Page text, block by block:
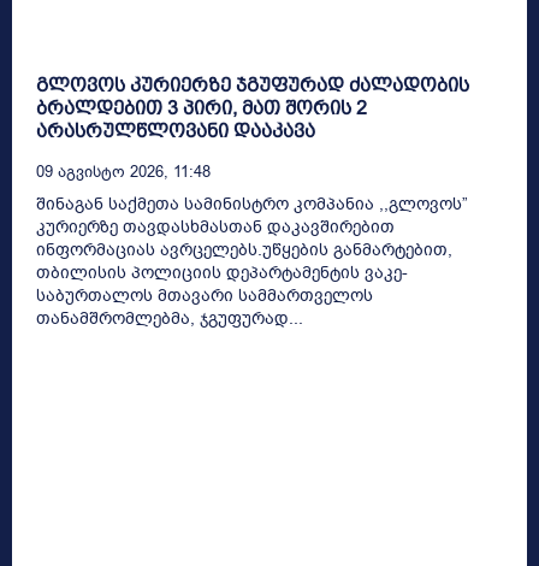
გლოვოს კურიერზე ჯგუფურად ძალადობის
ბრალდებით 3 პირი, მათ შორის 2
არასრულწლოვანი დააკავა
09 Აგვისტო 2026, 11:48
შინაგან საქმეთა სამინისტრო კომპანია ,,გლოვოს”
კურიერზე თავდასხმასთან დაკავშირებით
ინფორმაციას ავრცელებს.უწყების განმარტებით,
თბილისის პოლიციის დეპარტამენტის ვაკე-
საბურთალოს მთავარი სამმართველოს
თანამშრომლებმა, ჯგუფურად...